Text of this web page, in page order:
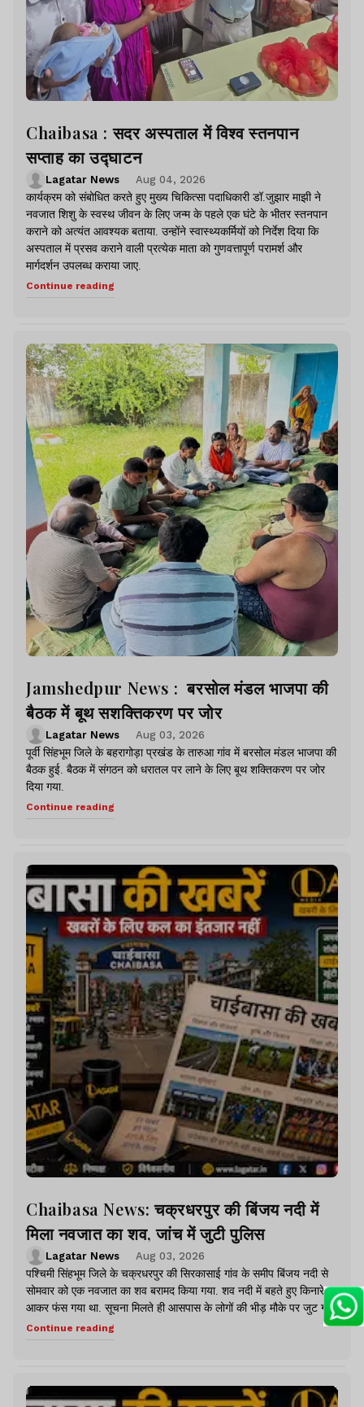
Chaibasa : सदर अस्पताल में विश्व स्तनपान
सप्ताह का उद्घाटन
Lagatar News
Aug 04, 2026
कार्यक्रम को संबोधित करते हुए मुख्य चिकित्सा पदाधिकारी डॉ.जुझार माझी ने
नवजात शिशु के स्वस्थ जीवन के लिए जन्म के पहले एक घंटे के भीतर स्तनपान
कराने को अत्यंत आवश्यक बताया. उन्होंने स्वास्थ्यकर्मियों को निर्देश दिया कि
अस्पताल में प्रसव कराने वाली प्रत्येक माता को गुणवत्तापूर्ण परामर्श और
मार्गदर्शन उपलब्ध कराया जाए.
Continue reading
Jamshedpur News : बरसोल मंडल भाजपा की
बैठक में बूथ सशक्तिकरण पर जोर
Lagatar News
Aug 03, 2026
पूर्वी सिंहभूम जिले के बहरागोड़ा प्रखंड के तारुआ गांव में बरसोल मंडल भाजपा की
बैठक हुई. बैठक में संगठन को धरातल पर लाने के लिए बूथ शक्तिकरण पर जोर
दिया गया.
Continue reading
Chaibasa News: चक्रधरपुर की बिंजय नदी में
मिला नवजात का शव, जांच में जुटी पुलिस
Lagatar News
Aug 03, 2026
पश्चिमी सिंहभूम जिले के चक्रधरपुर की सिरकासाई गांव के समीप बिंजय नदी से
सोमवार को एक नवजात का शव बरामद किया गया. शव नदी में बहते हुए किनारे पर
आकर फंस गया था. सूचना मिलते ही आसपास के लोगों की भीड़ मौके पर जुट गई.
Continue reading